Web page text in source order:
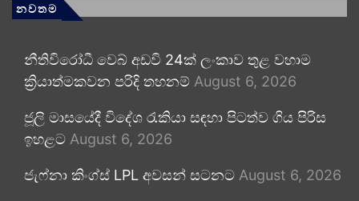
නවතම
නීතිවිරෝධී වෙබ් අඩවි 24ක් ලංකාව තුළ වහාම
ක්‍රියාත්මකවන පරිදි තහනම් August 6, 2026
ජූලි මාසයේදී විදේශ රැකියා සඳහා පිටත්ව ගිය පිරිස
ඉහළට August 6, 2026
ජැෆ්නා කිංග්ස් LPL අවසන් සටනට August 6, 2026